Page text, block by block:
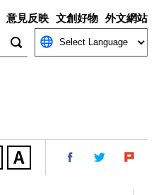
意見反映 文創好物 外文網站